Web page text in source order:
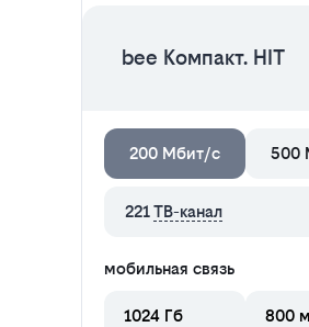
bee Компакт. HIT
200 Мбит/с 500
221ТВ-канал
мобильная связь
1024 Гб 800